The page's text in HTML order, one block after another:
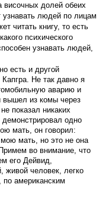
височных долей обеих
узнавать людей по лицам
читать книгу, то есть
психи­ческого
узнавать людей,
есть и другой
Не так давно я
аварию и
вышел из комы через
показал никаких
одно
мать, он говорил:
мать, но это не она
во внимание, что
его Дейвид,
живой человек, легко
по американс­ким